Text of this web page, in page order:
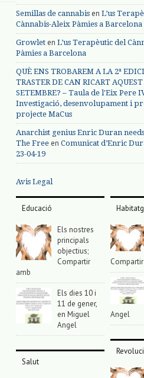
Semillas de cannabis en L’us
Cànnabis-Aleix Pàmies a Barcelona
Growlet en L’us Terapèutic del
Pàmies a Barcelona
QUÈ ENS TROBAREM A LA 2ª
TRASTER DE CAN RICART
SETEMBRE? – Taula de l'Eix Pere
Investigació, desenvolupament i
projecte MaCus
Anarchist genius Enric Duran
The Free en Comunicat d’Enric
23-04-19
Avis Legal
Educació
Els nostres
principals
objectius;
Compartir
amb
Els dies 10 i
11 de gener,
en Miguel
Angel
Salut
Angel